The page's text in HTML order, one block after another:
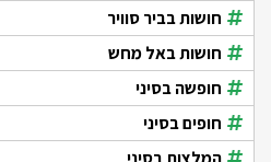
חושות בביר סוויר
חושות באל מחש
חופשה בסיני
חופים בסיני